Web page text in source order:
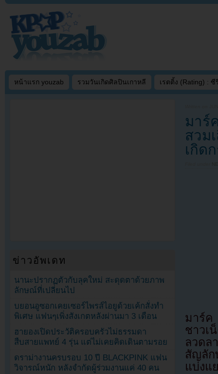
หน้าแรก youzab รวมวันเกิดศิลปินเกาหลี เรตติ้ง (Rating) : ซี
มาร์
สวม
เกิด
มาร์ค
ชาวเ
ลวด
สัญลัก
แบ่งแ
ข่าวอัพเดท
นานะปรากฏตัวกับลุคใหม่ สะดุดตาด้วยภาพ
ลักษณ์ที่เปลี่ยนไป
บยอนอูซอกเคยเซอร์ไพรส์ไอยูด้วยเค้กสั่งทำ
พิเศษ แฟนๆเพิ่งสังเกตหลังผ่านมา 3 เดือน
ฮายองเปิดประวัติครอบครัวไม่ธรรมดา
สืบสายแพทย์ 4 รุ่น แต่ไม่เคยคิดเดินตามรอย
ดราม่างานครบรอบ 10 ปี BLACKPINK แฟน
วิจารณ์หนัก หลังจำกัดผู้ร่วมงานแค่ 40 คน